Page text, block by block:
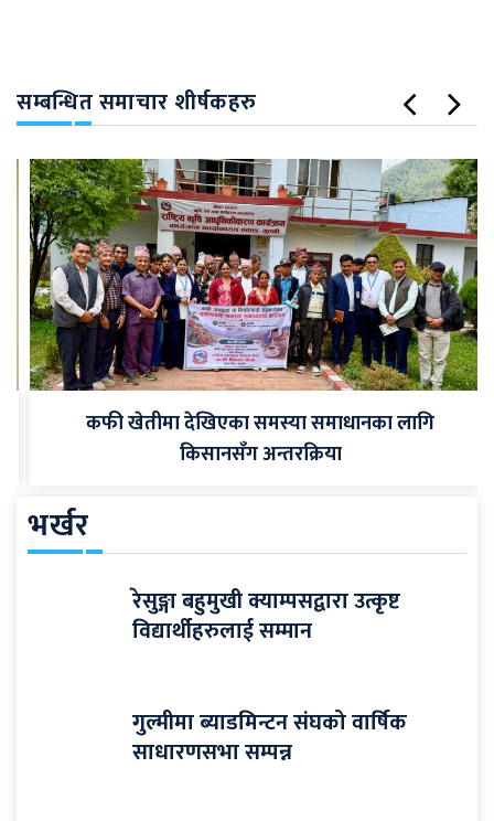
सम्बन्धित समाचार शीर्षकहरु
कफी खेतीमा देखिएका समस्या समाधानका लागि
किसानसँग अन्तरक्रिया
भर्खर
रेसुङ्गा बहुमुखी क्याम्पसद्वारा उत्कृष्ट
विद्यार्थीहरुलाई सम्मान
गुल्मीमा ब्याडमिन्टन संघको वार्षिक
साधारणसभा सम्पन्न